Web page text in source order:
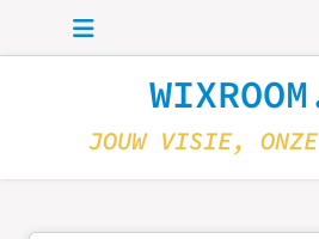
Skip to main content
JOUW VISIE,